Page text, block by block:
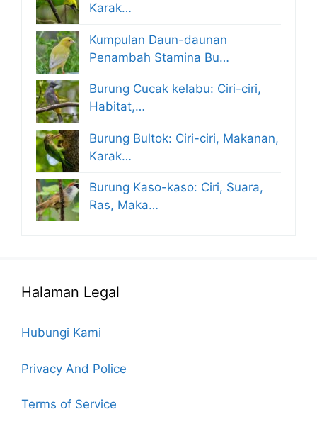
Karak…
Kumpulan Daun-daunan
Penambah Stamina Bu…
Burung Cucak kelabu: Ciri-ciri,
Habitat,…
Burung Bultok: Ciri-ciri, Makanan,
Karak…
Burung Kaso-kaso: Ciri, Suara,
Ras, Maka…
Halaman Legal
Hubungi Kami
Privacy And Police
Terms of Service